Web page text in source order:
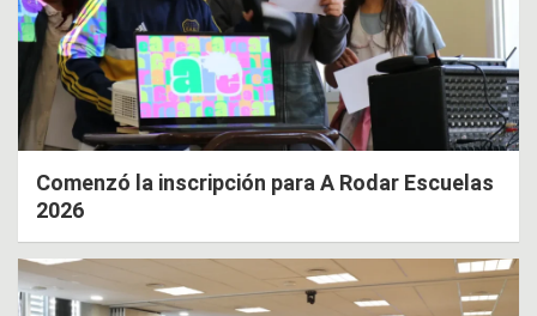
Comenzó la inscripción para A Rodar Escuelas
2026